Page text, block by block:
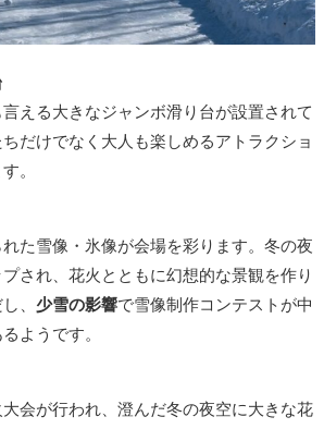
える大きなジャンボ滑り台が設置されて
だけでなく大人も楽しめるアトラクショ
。
た雪像・氷像が会場を彩ります。冬の夜
され、花火とともに幻想的な景観を作り
、 少雪の影響で雪像制作コンテストが中
ようです。
会が行われ、澄んだ冬の夜空に大きな花